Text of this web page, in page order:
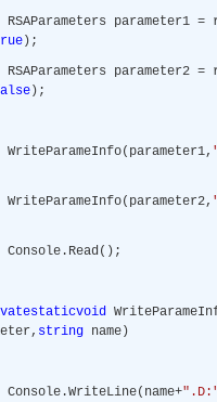
parameter1 =
);
parameter2 =
);
staticvoid
stringname)